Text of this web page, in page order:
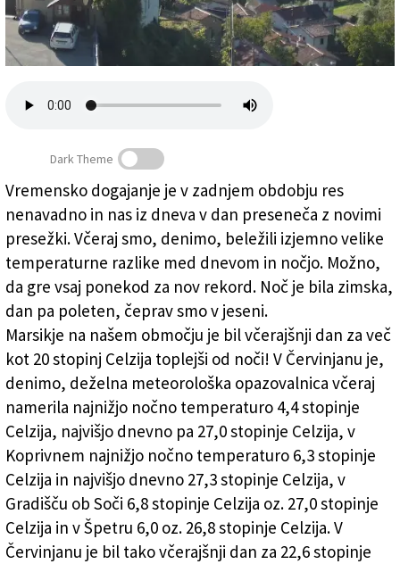
Oglasi
Založnik
Iz zime kar v poletje v 24 urah (in nazaj)
Dark Theme
Vremensko dogajanje je v zadnjem obdobju res
nenavadno in nas iz dneva v dan preseneča z novimi
presežki. Včeraj smo, denimo, beležili izjemno velike
temperaturne razlike med dnevom in nočjo. Možno,
da gre vsaj ponekod za nov rekord. Noč je bila zimska,
dan pa poleten, čeprav smo v jeseni.
Marsikje na našem območju je bil včerajšnji dan za več
kot 20 stopinj Celzija toplejši od noči! V Červinjanu je,
denimo, deželna meteorološka opazovalnica včeraj
namerila najnižjo nočno temperaturo 4,4 stopinje
Celzija, najvišjo dnevno pa 27,0 stopinje Celzija, v
Koprivnem najnižjo nočno temperaturo 6,3 stopinje
Celzija in najvišjo dnevno 27,3 stopinje Celzija, v
Gradišču ob Soči 6,8 stopinje Celzija oz. 27,0 stopinje
Celzija in v Špetru 6,0 oz. 26,8 stopinje Celzija. V
Červinjanu je bil tako včerajšnji dan za 22,6 stopinje